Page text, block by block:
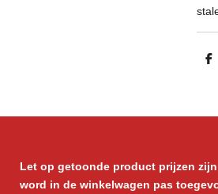
D
Let op getoonde product prijzen
word in de winkelwagen pas